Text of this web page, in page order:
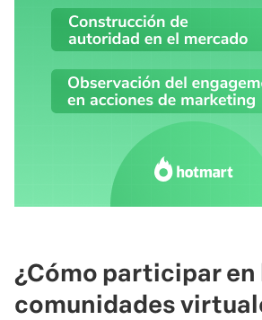
¿Cómo participar en
comunidades